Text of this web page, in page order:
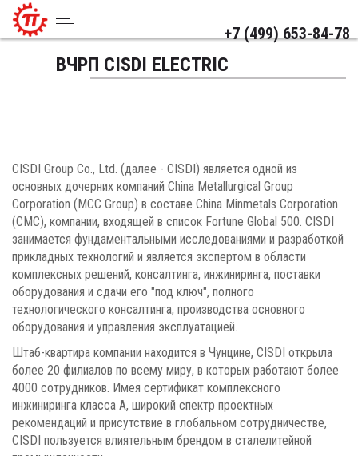
+7 (499) 653-84-78
ВЧРП СISDI ELECTRIC
CISDI Group Co., Ltd. (далее - CISDI) является одной из
основных дочерних компаний China Metallurgical Group
Corporation (MCC Group) в составе China Minmetals Corporation
(CMC), компании, входящей в список Fortune Global 500. CISDI
занимается фундаментальными исследованиями и разработкой
прикладных технологий и является экспертом в области
комплексных решений, консалтинга, инжиниринга, поставки
оборудования и сдачи его "под ключ", полного
технологического консалтинга, производства основного
оборудования и управления эксплуатацией.
Штаб-квартира компании находится в Чунцине, CISDI открыла
более 20 филиалов по всему миру, в которых работают более
4000 сотрудников. Имея сертификат комплексного
инжиниринга класса А, широкий спектр проектных
рекомендаций и присутствие в глобальном сотрудничестве,
CISDI пользуется влиятельным брендом в сталелитейной